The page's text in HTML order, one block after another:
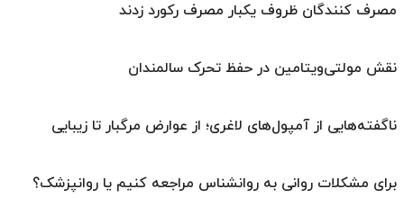
مصرف کنندگان ظروف یکبار مصرف رکورد زدند
نقش مولتی‌ویتامین در حفظ تحرک سالمندان
ناگفته‌هایی از آمپول‌های لاغری؛ از عوارض مرگبار تا زیبایی
برای مشکلات روانی به روانشناس مراجعه کنیم یا روانپزشک؟